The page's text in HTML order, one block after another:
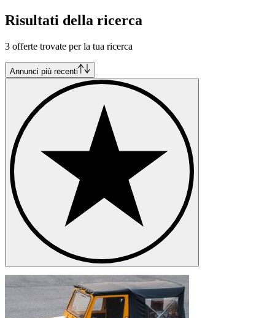
Risultati della ricerca
3 offerte trovate per la tua ricerca
Annunci più recenti